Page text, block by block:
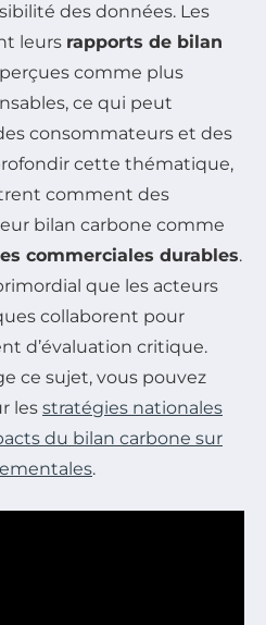
des données. Les
leurs rapports de bilan
comme plus
ce qui peut
consommateurs et des
cette thématique,
comment des
bilan carbone comme
commerciales durables.
que les acteurs
collaborent pour
d’évaluation critique.
ce sujet, vous pouvez
les stratégies nationales
du bilan carbone sur
.